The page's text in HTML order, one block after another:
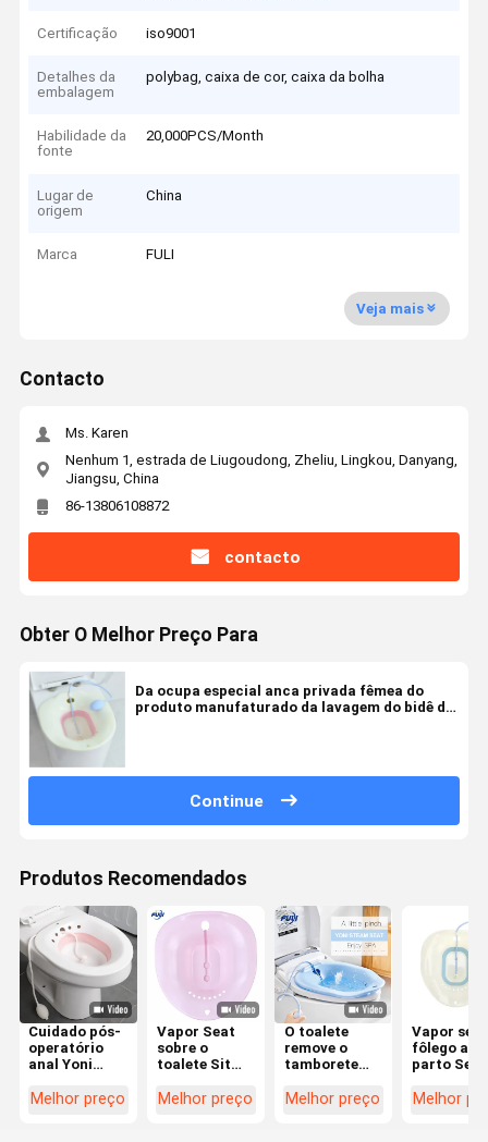
Certificação iso9001
Detalhes da
embalagem
polybag, caixa de cor, caixa da bolha
Habilidade da
fonte
20,000PCS/Month
Lugar de
origem
China
Marca FULI
Veja mais
Contacto
Ms. Karen
Nenhum 1, estrada de Liugoudong, Zheliu, Lingkou, Danyang,
Jiangsu, China
86-13806108872
contacto
Obter O Melhor Preço Para
Da ocupa especial anca privada fêmea do
produto manufaturado da lavagem do bidê do
Continue
Produtos Recomendados
Cuidado pós-
operatório
anal Yoni
Foldable do
Melhor preço
Vapor Seat
sobre o
toalete Sit
For Soaking
Melhor preço
O toalete
remove o
tamborete
de Prostatit
Melhor preço
Vapor sem
fôlego
parto Seat
Chair V da
Melhor